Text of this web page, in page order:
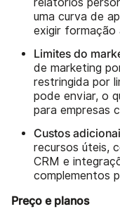
uma curva de
exigir formação
Limites do
de marketing
restringida por
pode enviar, o
para empresas
Custos
recursos úteis,
CRM e
complementos
Preço e planos